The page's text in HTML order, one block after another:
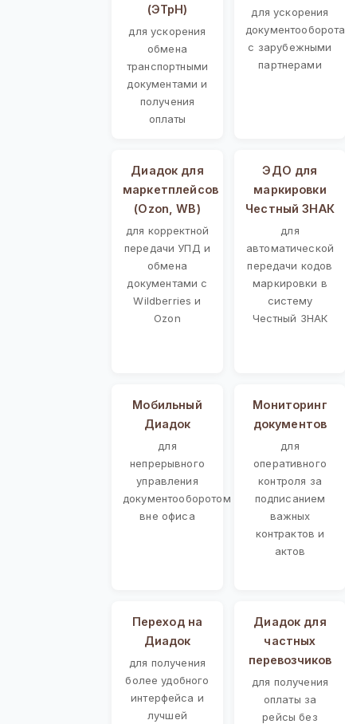
(ЭТрН)
для ускорения
обмена
транспортными
документами и
получения
оплаты
для ускорения
документооборота
с зарубежными
партнерами
Диадок для
маркетплейсов
(Ozon, WB)
для корректной
передачи УПД и
обмена
документами с
Wildberries и
Ozon
ЭДО для
маркировки
Честный ЗНАК
для
автоматической
передачи кодов
маркировки в
систему
Честный ЗНАК
Мобильный
Диадок
для
непрерывного
управления
документооборотом
вне офиса
Мониторинг
документов
для
оперативного
контроля за
подписанием
важных
контрактов и
актов
Переход на
Диадок
для получения
более удобного
интерфейса и
лучшей
Диадок для
частных
перевозчиков
для получения
оплаты за
рейсы без